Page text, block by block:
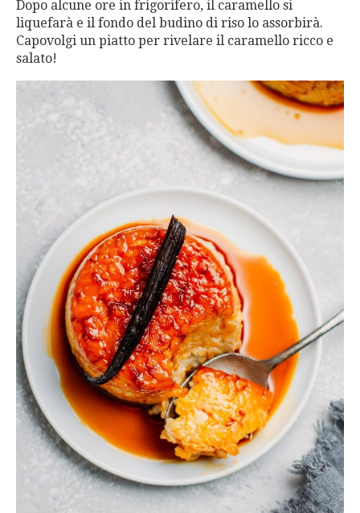
Dopo alcune ore in frigorifero, il caramello si
liquefarà e il fondo del budino di riso lo assorbirà.
Capovolgi un piatto per rivelare il caramello ricco e
salato!